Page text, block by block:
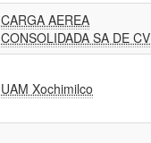
CARGA AEREA
CONSOLIDADA SA DE CV
UAM Xochimilco